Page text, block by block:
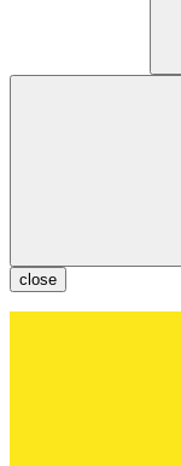
close